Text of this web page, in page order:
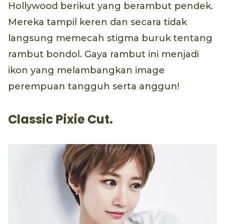
Hollywood berikut yang berambut pendek.
Mereka tampil keren dan secara tidak
langsung memecah stigma buruk tentang
rambut bondol. Gaya rambut ini menjadi
ikon yang melambangkan image
perempuan tangguh serta anggun!
Classic Pixie Cut.